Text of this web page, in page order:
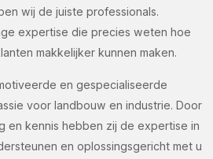
wij de juiste professionals.
expertise die precies weten hoe
makkelijker kunnen maken.
en gespecialiseerde
voor landbouw en industrie. Door
en kennis hebben zij de expertise in
en oplossingsgericht met u